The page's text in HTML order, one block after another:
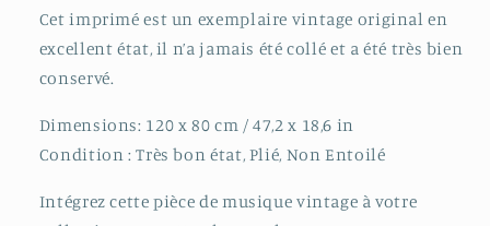
Cet imprimé est un exemplaire vintage original en
excellent état, il n’a jamais été collé et a été très bien
conservé.
Dimensions: 120 x 80 cm / 47,2 x 18,6 in
Condition : Très bon état, Plié, Non Entoilé
Intégrez cette pièce de musique vintage à votre